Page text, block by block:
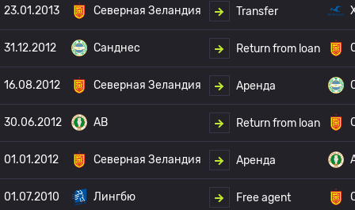
23.01.2013 Северная Зеландия Transfer
31.12.2012 Санднес Return from loan
16.08.2012 Северная Зеландия Аренда
30.06.2012 AB Return from loan
01.01.2012 Северная Зеландия Аренда
01.07.2010 Лингбю Free agent